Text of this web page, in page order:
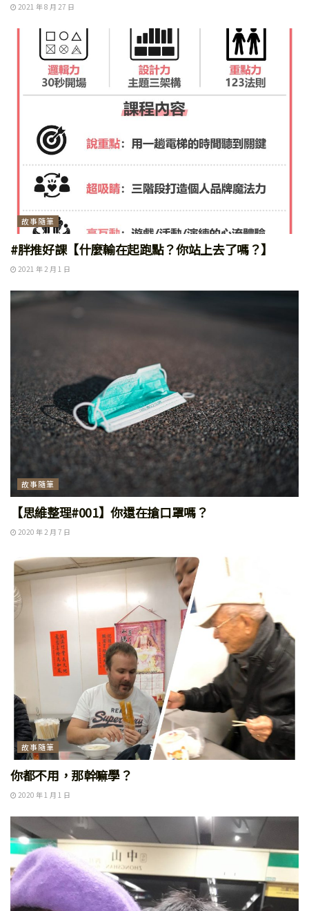
2021 年 8 月 27 日
故事隨筆
#胖推好課【什麼輸在起跑點？你站上去了嗎？】
2021 年 2 月 1 日
故事隨筆
【思維整理#001】你還在搶口罩嗎？
2020 年 2 月 7 日
故事隨筆
你都不用，那幹嘛學？
2020 年 1 月 1 日